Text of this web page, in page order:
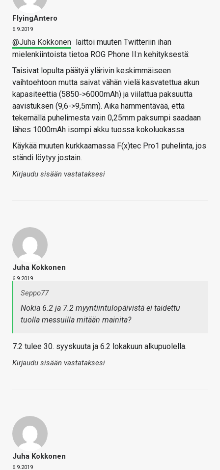
FlyingAntero
6.9.2019
@Juha Kokkonen laittoi muuten Twitteriin ihan
mielenkiintoista tietoa ROG Phone II:n kehityksestä:
Taisivat lopulta päätyä ylärivin keskimmäiseen
vaihtoehtoon mutta saivat vähän vielä kasvatettua akun
kapasiteettia (5850->6000mAh) ja viilattua paksuutta
aavistuksen (9,6->9,5mm). Aika hämmentävää, että
tekemällä puhelimesta vain 0,25mm paksumpi saadaan
lähes 1000mAh isompi akku tuossa kokoluokassa.
Käykää muuten kurkkaamassa F(x)tec Pro1 puhelinta, jos
ständi löytyy jostain.
Kirjaudu sisään vastataksesi
Juha Kokkonen
6.9.2019
Seppo77
Nokia 6.2 ja 7.2 myyntiintulopäivistä ei taidettu
tuolla messuilla mitään mainita?
7.2 tulee 30. syyskuuta ja 6.2 lokakuun alkupuolella.
Kirjaudu sisään vastataksesi
Juha Kokkonen
6.9.2019